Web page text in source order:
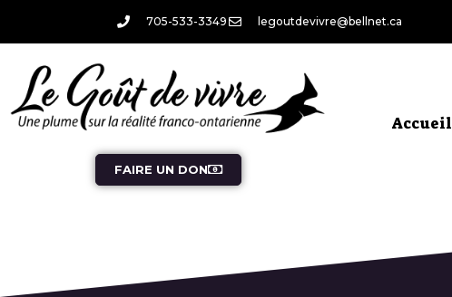
705-533-3349 legoutdevivre@bellnet.ca
FAIRE UN DON
Accueil